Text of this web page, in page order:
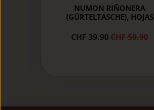
NUMON RIÑONERA
(GÜRTELTASCHE), HOJAS
CHF 39.90 CHF 59.90